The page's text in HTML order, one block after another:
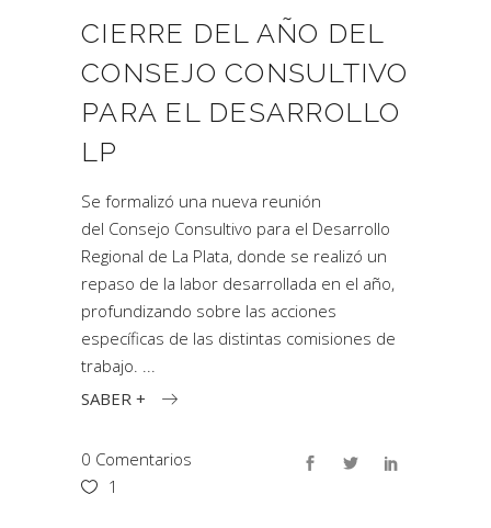
CIERRE DEL AÑO DEL
CONSEJO CONSULTIVO
PARA EL DESARROLLO
LP
Se formalizó una nueva reunión
del Consejo Consultivo para el Desarrollo
Regional de La Plata, donde se realizó un
repaso de la labor desarrollada en el año,
profundizando sobre las acciones
específicas de las distintas comisiones de
trabajo.
SABER +
0 Comentarios
1